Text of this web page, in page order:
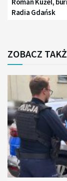
Radia Gdańsk
ZOBACZ